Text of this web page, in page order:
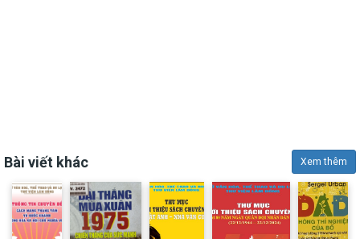
Bài viết khác Xem thêm